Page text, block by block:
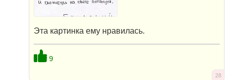
Эта картинка ему нравилась.
9
28